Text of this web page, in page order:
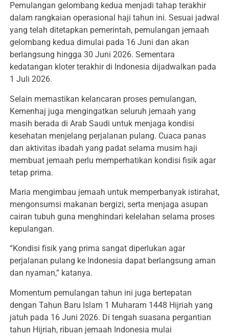
Pemulangan gelombang kedua menjadi tahap terakhir
dalam rangkaian operasional haji tahun ini. Sesuai jadwal
yang telah ditetapkan pemerintah, pemulangan jemaah
gelombang kedua dimulai pada 16 Juni dan akan
berlangsung hingga 30 Juni 2026. Sementara
kedatangan kloter terakhir di Indonesia dijadwalkan pada
1 Juli 2026.
Selain memastikan kelancaran proses pemulangan,
Kemenhaj juga mengingatkan seluruh jemaah yang
masih berada di Arab Saudi untuk menjaga kondisi
kesehatan menjelang perjalanan pulang. Cuaca panas
dan aktivitas ibadah yang padat selama musim haji
membuat jemaah perlu memperhatikan kondisi fisik agar
tetap prima.
Maria mengimbau jemaah untuk memperbanyak istirahat,
mengonsumsi makanan bergizi, serta menjaga asupan
cairan tubuh guna menghindari kelelahan selama proses
kepulangan.
“Kondisi fisik yang prima sangat diperlukan agar
perjalanan pulang ke Indonesia dapat berlangsung aman
dan nyaman,” katanya.
Momentum pemulangan tahun ini juga bertepatan
dengan Tahun Baru Islam 1 Muharam 1448 Hijriah yang
jatuh pada 16 Juni 2026. Di tengah suasana pergantian
tahun Hijriah, ribuan jemaah Indonesia mulai